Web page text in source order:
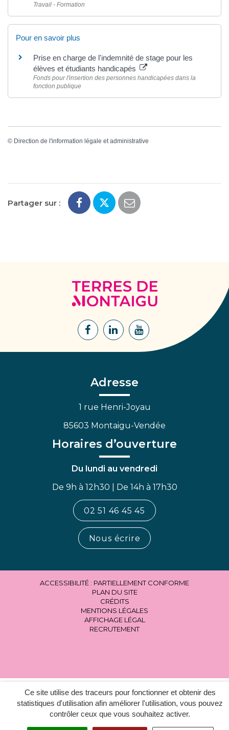
Ce site utilise des traceurs pour fonctionner et obtenir des
statistiques d'utilisation afin améliorer l'utilisation, vous pouvez
contrôler ceux que vous souhaitez activer.
Travail - Formation
Pour en savoir plus
Prise en charge de l'indemnité de stage pour les
élèves et étudiants handicapés
Fonds pour l'insertion des personnes handicapées dans la
fonction publique
© Direction de l'information légale et administrative
Partager sur :
Terres
de
Lien
Facebook
Lien
Linkedin
Lien
Adresse
1 rue Henri-Joyau
85603 Montaigu-Vendée
Horaires d’ouverture
Du lundi au vendredi
De 9h à 12h30 | De 14h à 17h30
02 51 46 45 45
Nous écrire
ACCESSIBILITÉ : PARTIELLEMENT CONFORME
PLAN DU SITE
CRÉDITS
MENTIONS LÉGALES
AFFICHAGE LÉGAL
RECRUTEMENT